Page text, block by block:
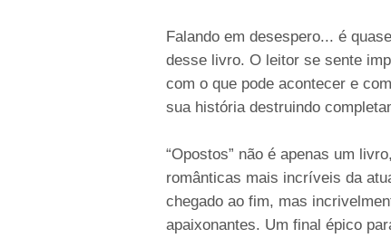
Falando em desespero... é
desse livro. O leitor se sente
com o que pode acontecer e
sua história destruindo
“Opostos” não é apenas um
românticas mais incríveis da
chegado ao fim, mas
apaixonantes. Um final épico